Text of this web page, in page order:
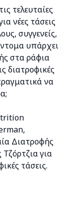
τελευταίες
νέες τάσεις
συγγενείς,
υπάρχει
στα ράφια
διατροφικές
να
Διατροφής
για
τάσεις.